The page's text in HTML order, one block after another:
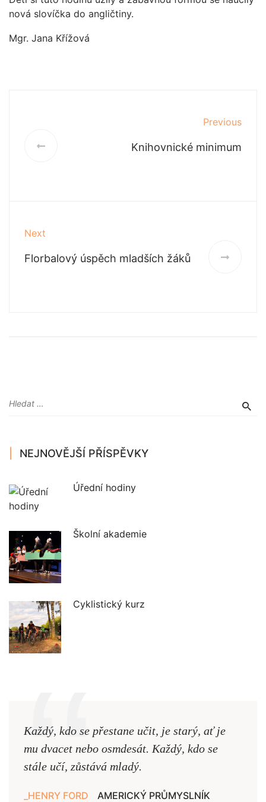
nová slovíčka do angličtiny.
Mgr. Jana Křížová
Previous
Knihovnické minimum
Next
Florbalový úspěch mladších žáků
NEJNOVĚJŠÍ PŘÍSPĚVKY
Úřední hodiny
Školní akademie
Cyklistický kurz
Každý, kdo se přestane učit, je starý, ať je
mu dvacet nebo osmdesát. Každý, kdo se
stále učí, zůstává mladý.
HENRY FORD AMERICKÝ PRŮMYSLNÍK